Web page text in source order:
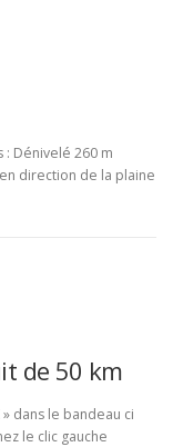
: Dénivelé 260 m
direction de la plaine
de 50 km
dans le bandeau ci
le clic gauche